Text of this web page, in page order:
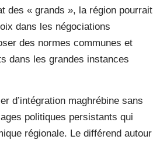
des « grands », la région pourrait
dans les négociations
des normes communes et
dans les grandes instances
d’intégration maghrébine sans
politiques persistants qui
régionale. Le différend autour